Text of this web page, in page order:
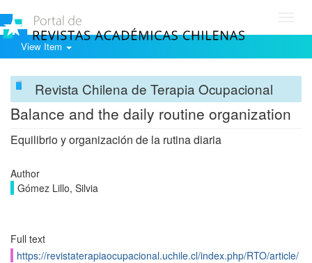
View Item
Revista Chilena de Terapia Ocupacional
Balance and the daily routine organization
Equilibrio y organización de la rutina diaria
Author
Gómez Lillo, Silvia
Full text
https://revistaterapiaocupacional.uchile.cl/index.php/RTO/article/